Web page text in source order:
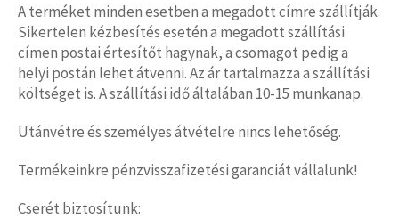
A terméket minden esetben a megadott címre szállítják.
Sikertelen kézbesítés esetén a megadott szállítási
címen postai értesítőt hagynak, a csomagot pedig a
helyi postán lehet átvenni. Az ár tartalmazza a szállítási
költséget is. A szállítási idő általában 10-15 munkanap.
Utánvétre és személyes átvételre nincs lehetőség.
Termékeinkre pénzvisszafizetési garanciát vállalunk!
Cserét biztosítunk: